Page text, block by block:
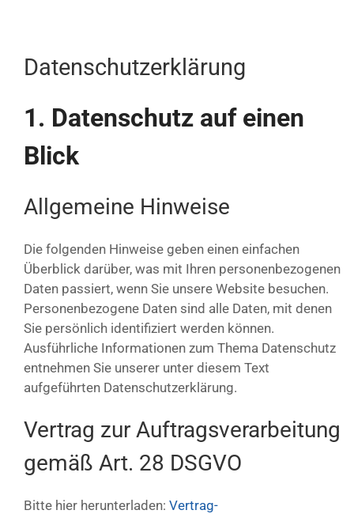
Datenschutzerklärung
1. Datenschutz auf einen
Blick
Allgemeine Hinweise
Die folgenden Hinweise geben einen einfachen
Überblick darüber, was mit Ihren personenbezogenen
Daten passiert, wenn Sie unsere Website besuchen.
Personenbezogene Daten sind alle Daten, mit denen
Sie persönlich identifiziert werden können.
Ausführliche Informationen zum Thema Datenschutz
entnehmen Sie unserer unter diesem Text
aufgeführten Datenschutzerklärung.
Vertrag zur Auftragsverarbeitung
gemäß Art. 28 DSGVO
Bitte hier herunterladen: Vertrag-